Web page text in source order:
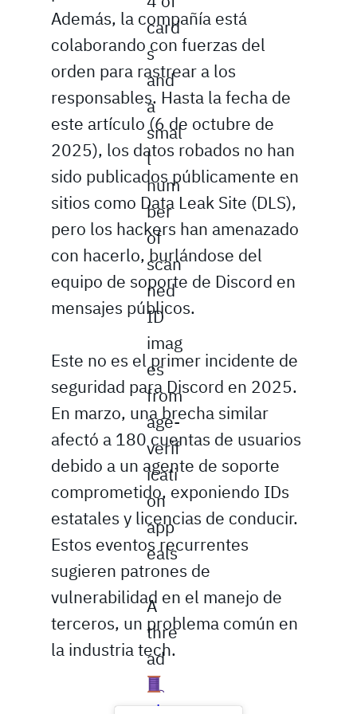
card
s
and
a
smal
l
num
ber
of
scan
ned
ID
imag
es
from
age-
verif
icati
on
app
eals
A
thre
ad
Además, la compañía está
colaborando con fuerzas del
orden para rastrear a los
responsables. Hasta la fecha de
este artículo (6 de octubre de
2025), los datos robados no han
sido publicados públicamente en
sitios como Data Leak Site (DLS),
pero los hackers han amenazado
con hacerlo, burlándose del
equipo de soporte de Discord en
mensajes públicos.
Este no es el primer incidente de
seguridad para Discord en 2025.
En marzo, una brecha similar
afectó a 180 cuentas de usuarios
debido a un agente de soporte
comprometido, exponiendo IDs
estatales y licencias de conducir.
Estos eventos recurrentes
sugieren patrones de
vulnerabilidad en el manejo de
terceros, un problema común en
la industria tech.